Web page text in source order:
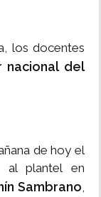
los docentes
nacional del
de hoy el
al plantel en
Sambrano,